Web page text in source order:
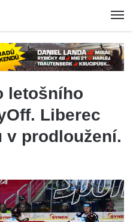
letošního
Liberec
v prodloužení.